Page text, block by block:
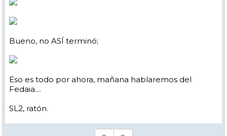
Bueno, no ASÍ terminó;
Eso es todo por ahora, mañana hablaremos del
Fedaia....
SL2, ratón.